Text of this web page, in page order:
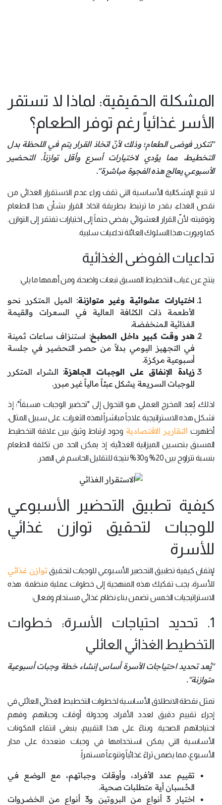
المشكلة الحقيقية: لماذا لا تستقر
الأسر غذائياً رغم توفر الطعام؟
"تتكرر فوضى الطعام؛ وذلك لأنّ اتخاذ القرار يتم في اللحظة بدل
التخطيط، مما يؤدي لاختيارات أسرع وأقل توازناً. التحضير
الأسبوعي يعالج هذه الفجوة مباشرة".
لا تنبع الإشكالية الأساسية التي تقف وراء عدم الاستقرار الغذائي من
نقص الغذاء، بقدر ما ترتبط بطريقة اتخاذ القرار بشأن هذا الطعام
وتوقيته؛ لأنّ القرار العشوائي يفضي حتماً إلى اختيارات تفتقر إلى التوازن.
كما ويورث هذا السلوك العائلة تداعيات سلبية.
تداعيات الفوضى الغذائية
ينتج عن غياب التخطيط المسبق تبعات واضحة، ومن أهمها ما يلي:
اختيارات عشوائية وغير متوازنة: الميل المتكرر نحو
الأطعمة ذات الكثافة العالية في السعرات والقيمة
الغذائية المنخفضة.
هدر وقت كبير داخل المطبخ: استنزاف ساعات ثمينة
في التجهيز اليومي بدلاً من حصر التحضير في جلسة
أسبوعية مركزة.
زيادة الإنفاق على الوجبات الجاهزة: الشراء المتكرر
للوجبات السريعة يشكل عبئاً مالياً غير مبرر.
لذلك، يُعد المخرج العملي هو التحول إلى "تحضير الوجبات مسبقاً"؛ إذ
تشكل هذه الاستراتيجية علاجاً مباشراً لهذه الثغرات. على سبيل المثال،
أظهرت التقارير الاقتصادية وجود ارتباط وثيق بين علاقة التخطيط
المسبق بتحسين الميزانية الغذائية؛ إذ يمكن الحد من تكلفة الطعام
بنسبة تتراوح بين 20% و30% نتيجة للتقليل الحاسم في الهدر.
كيفية تطبيق التحضير الأسبوعي
للوجبات لتحقيق توازن غذائي
للأسرة
لإتقان كيفية تطبيق التحضير الأسبوعي للوجبات لتحقيق توازن غذائي
للأسرة، يجب تفكيك هذه المنهجية إلى خطوات عملية منظمة. هذه
الاستراتيجيات الخمس تضمن بناء نظام غذائي مستدام وفعال:
1. تحديد احتياجات الأسرة: خطوات
التخطيط الغذائي العائلي
"يُعد تحديد احتياجات الأسرة أساس إنشاء خطة وجبات أسبوعية
متوازنة".
تمثل نقطة الانطلاق الأساسية لخطوات التخطيط الغذائي العائلي في
إجراء تقييم دقيق لعدد الأفراد، وجدولة أوقات وجباتهم، وفهم
احتياجاتهم الصحية. وبناءً على هذا التقييم، ينبغي انتقاء المكونات
الأساسية التي يمكن استخدامها في وجبات متعددة على مدار
الأسبوع، مما يضمن ثراءً غذائياً وتنوعاً مستمراً:
تقييم عدد الأفراد، وأوقات وجباتهم، مع الوضع في
الحُسبان أية متطلبات صحية.
اختيار 3 أنواع من البروتين و3 أنواع من الخضروات